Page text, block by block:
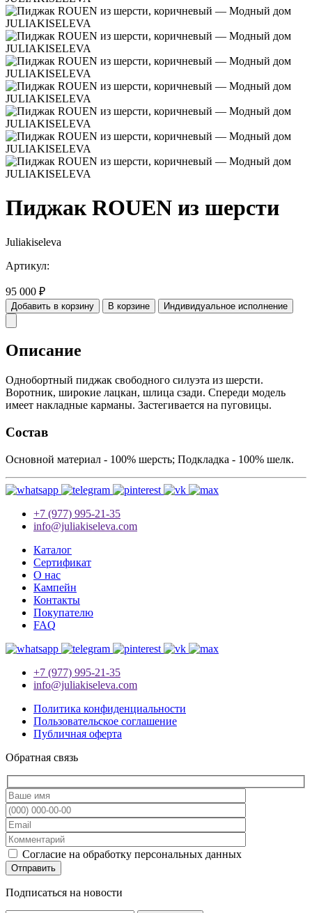
Пиджак ROUEN из шерсти
Juliakiseleva
Артикул:
95 000 ₽
Добавить в корзину В корзине Индивидуальное исполнение
Описание
Однобортный пиджак свободного силуэта из шерсти.
Воротник, широкие лацкан, шлица сзади. Спереди модель
имеет накладные карманы. Застегивается на пуговицы.
Состав
Основной материал - 100% шерсть; Подкладка - 100% шелк.
+7 (977) 995-21-35
info@juliakiseleva.com
Каталог
Сертификат
О нас
Кампейн
Контакты
Покупателю
FAQ
+7 (977) 995-21-35
info@juliakiseleva.com
Политика конфиденциальности
Пользовательское соглашение
Публичная оферта
Обратная связь
Согласие на обработку персональных данных
Подписаться на новости